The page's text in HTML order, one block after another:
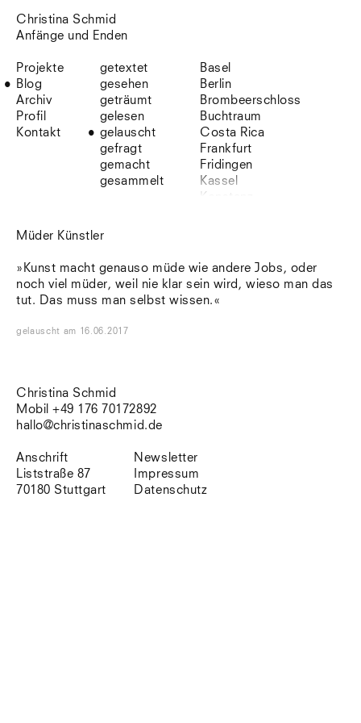
Christina Schmid
Anfänge und Enden
Projekte
Blog
Archiv
Profil
Kontakt
getextet
gesehen
geträumt
gelesen
gelauscht
gefragt
gemacht
gesammelt
Basel
Berlin
Brombeerschloss
Buchtraum
Costa Rica
Frankfurt
Fridingen
Kassel
Lio
Lissabon
Müder Künstler
»Kunst macht genauso müde wie andere Jobs, oder
noch viel müder, weil nie klar sein wird, wieso man das
tut. Das muss man selbst wissen.«
gelauscht am 16.06.2017
Christina Schmid
Mobil +49 176 70172892
hallo@christinaschmid.de
Anschrift
Liststraße 87
70180 Stuttgart
Newsletter
Impressum
Datenschutz